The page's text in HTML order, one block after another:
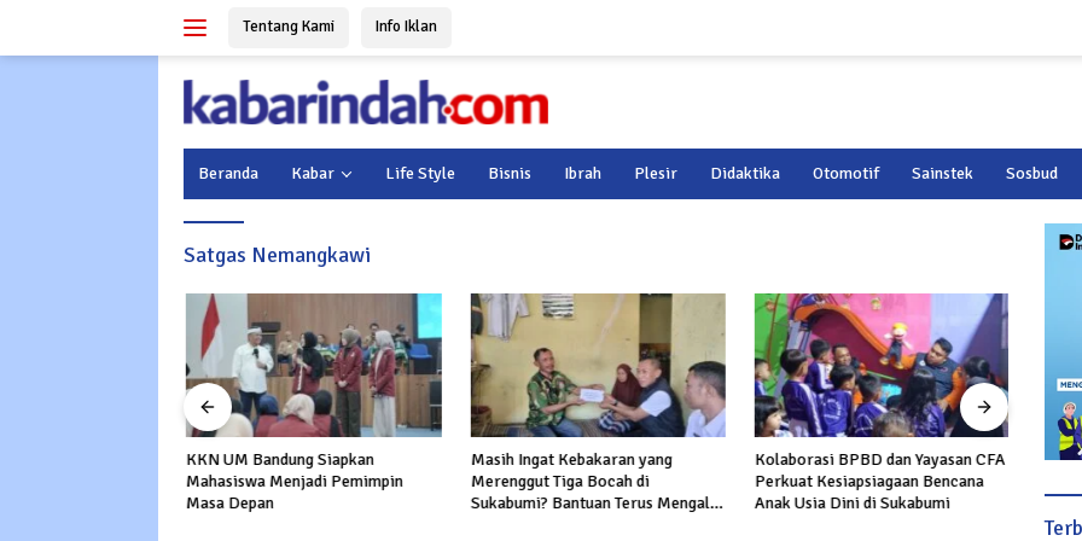
Tentang Kami Info Iklan
Beranda Kabar Life Style Bisnis Ibrah Plesir Didaktika Otomotif Sainstek Sosbud
Satgas Nemangkawi
KKN UM Bandung Siapkan
Mahasiswa Menjadi Pemimpin
Masa Depan
Masih Ingat Kebakaran yang
Merenggut Tiga Bocah di
Sukabumi? Bantuan Terus Mengalir
Kolaborasi BPBD dan Yayasan CFA
Perkuat Kesiapsiagaan Bencana
Anak Usia Dini di Sukabumi